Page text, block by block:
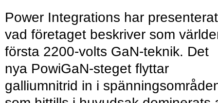
Power Integrations har presenterat
vad företaget beskriver som
första 2200-volts GaN-teknik. Det
nya PowiGaN-steget flyttar
galliumnitrid in i